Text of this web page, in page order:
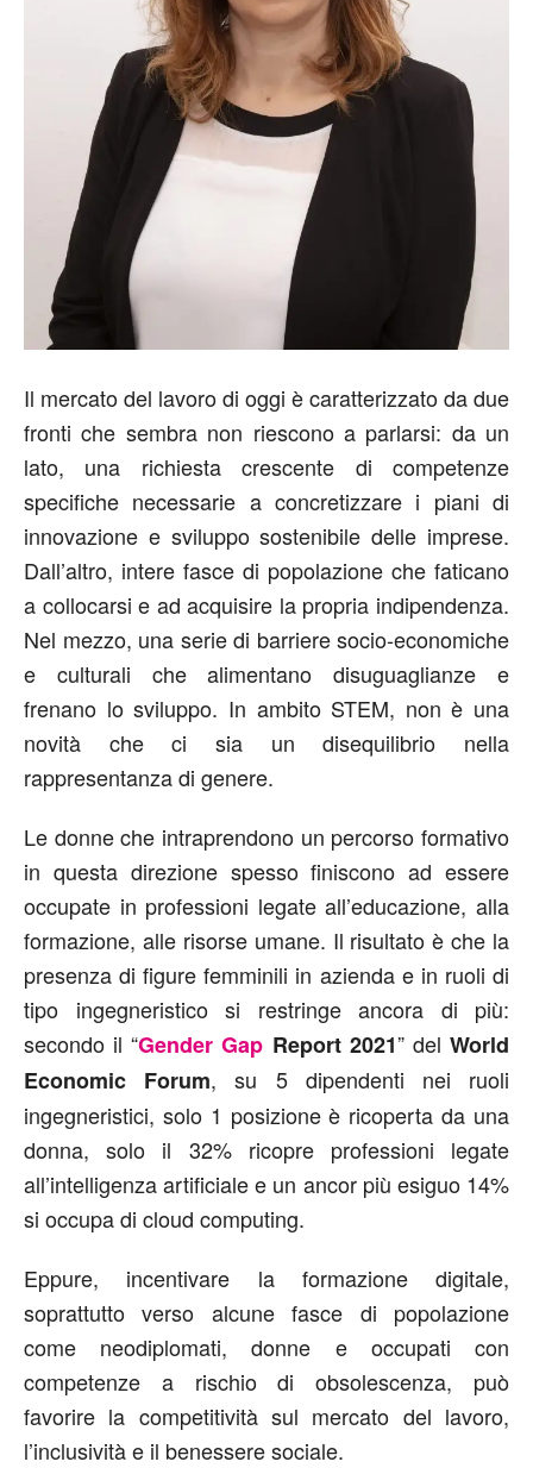
Il mercato del lavoro di oggi è caratterizzato da due
fronti che sembra non riescono a parlarsi: da un
lato, una richiesta crescente di competenze
specifiche necessarie a concretizzare i piani di
innovazione e sviluppo sostenibile delle imprese.
Dall’altro, intere fasce di popolazione che faticano
a collocarsi e ad acquisire la propria indipendenza.
Nel mezzo, una serie di barriere socio-economiche
e culturali che alimentano disuguaglianze e
frenano lo sviluppo. In ambito STEM, non è una
novità che ci sia un disequilibrio nella
rappresentanza di genere.
Le donne che intraprendono un percorso formativo
in questa direzione spesso finiscono ad essere
occupate in professioni legate all’educazione, alla
formazione, alle risorse umane. Il risultato è che la
presenza di figure femminili in azienda e in ruoli di
tipo ingegneristico si restringe ancora di più:
secondo il “Gender Gap Report 2021” del World
Economic Forum, su 5 dipendenti nei ruoli
ingegneristici, solo 1 posizione è ricoperta da una
donna, solo il 32% ricopre professioni legate
all’intelligenza artificiale e un ancor più esiguo 14%
si occupa di cloud computing.
Eppure, incentivare la formazione digitale,
soprattutto verso alcune fasce di popolazione
come neodiplomati, donne e occupati con
competenze a rischio di obsolescenza, può
favorire la competitività sul mercato del lavoro,
l’inclusività e il benessere sociale.